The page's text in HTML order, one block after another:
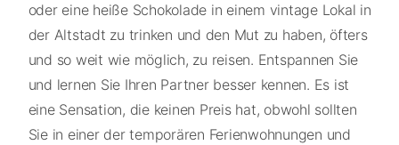
oder eine heiße Schokolade in einem vintage Lokal in
der Altstadt zu trinken und den Mut zu haben, öfters
und so weit wie möglich, zu reisen. Entspannen Sie
und lernen Sie Ihren Partner besser kennen. Es ist
eine Sensation, die keinen Preis hat, obwohl sollten
Sie in einer der temporären Ferienwohnungen und